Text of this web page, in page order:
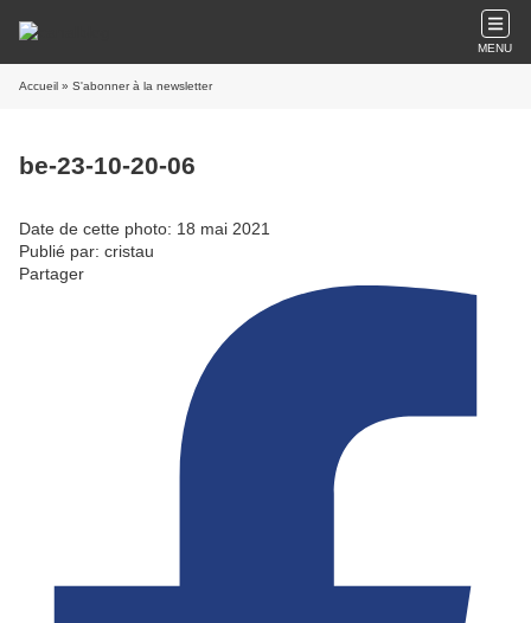
MENU
Accueil » S'abonner à la newsletter
be-23-10-20-06
Date de cette photo: 18 mai 2021
Publié par: cristau
Partager